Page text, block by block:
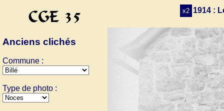
Anciens clichés
Commune :
Type de photo :
x2 1914 :